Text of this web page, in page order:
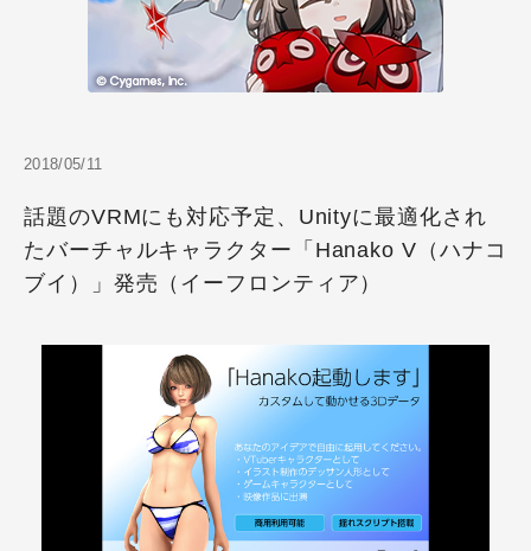
2018/05/11
話題のVRMにも対応予定、Unityに最適化され
たバーチャルキャラクター「Hanako V（ハナコ
ブイ）」発売（イーフロンティア）